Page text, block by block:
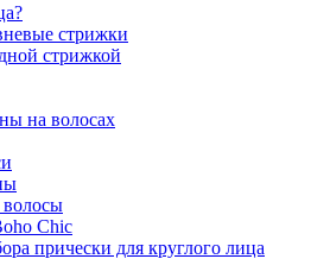
стрижки
стрижкой
на волосах
Chic
прически для круглого лица